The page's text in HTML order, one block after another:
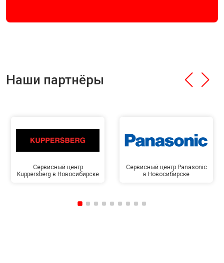
Наши партнёры
Сервисный центр
Kuppersberg в Новосибирске
Сервисный центр Panasonic
в Новосибирске